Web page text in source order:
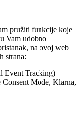
pružiti funkcije koje
Vam udobno
na ovoj web
strana:
Event Tracking)
Mode, Klarna,